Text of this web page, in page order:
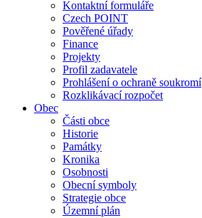
Kontaktní formuláře
Czech POINT
Pověřené úřady
Finance
Projekty
Profil zadavatele
Prohlášení o ochraně soukromí
Rozklikávací rozpočet
Obec
Části obce
Historie
Památky
Kronika
Osobnosti
Obecní symboly
Strategie obce
Územní plán